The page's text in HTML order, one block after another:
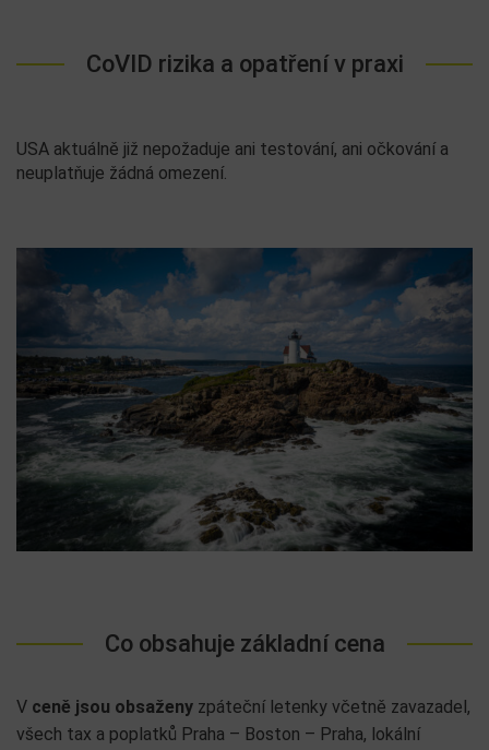
CoVID rizika a opatření v praxi
USA aktuálně již nepožaduje ani testování, ani očkování a
neuplatňuje žádná omezení.
Co obsahuje základní cena
V ceně jsou obsaženy zpáteční letenky včetně zavazadel,
všech tax a poplatků Praha – Boston – Praha, lokální